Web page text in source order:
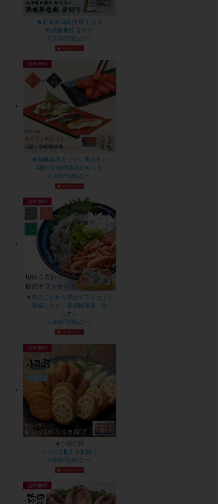
★北海道日高沖 船上活〆
熟成新巻鮭 姿切り
7,500円(税込)〜
★長崎名産あごだし明太子と
4種の京味噌漬魚のセット
4,300円(税込)〜
★旬のこだわり贅沢ギフトセット
（釜揚しらす・釜揚桜海老・生し
らす）
5,600円(税込)〜
★小田口屋
レンジDEさつま揚げ
5,000円(税込)〜